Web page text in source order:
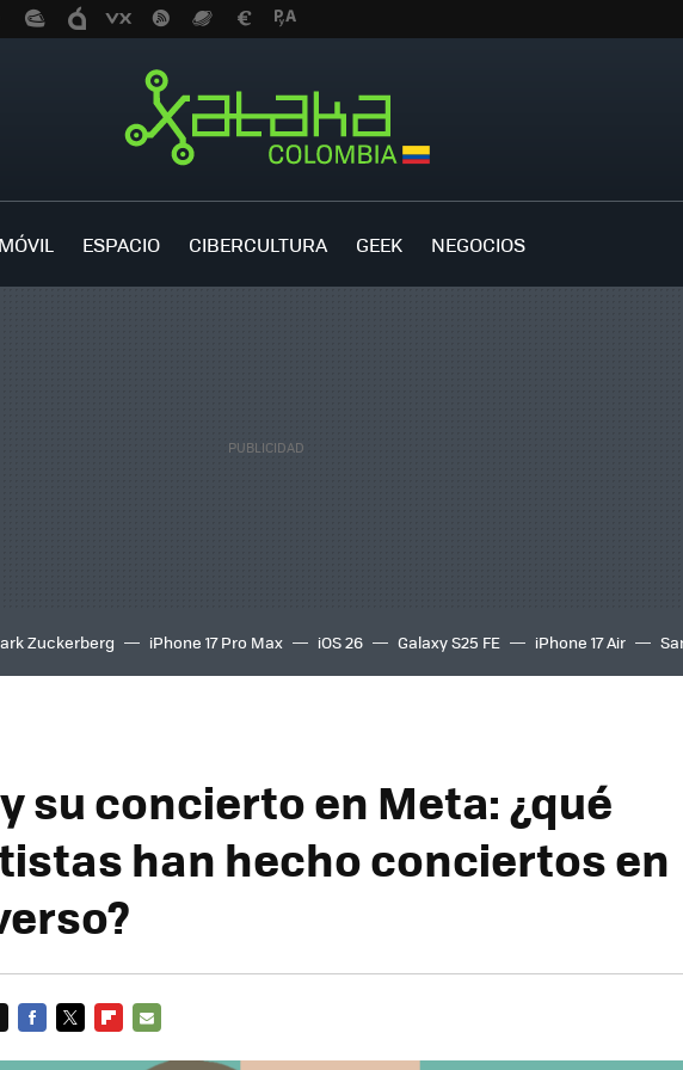
MÓVIL ESPACIO CIBERCULTURA GEEK NEGOCIOS
Zuckerberg iPhone 17 Pro Max iOS 26 Galaxy S25 FE iPhone 17 Air
su concierto en Meta: ¿qué
han hecho conciertos en